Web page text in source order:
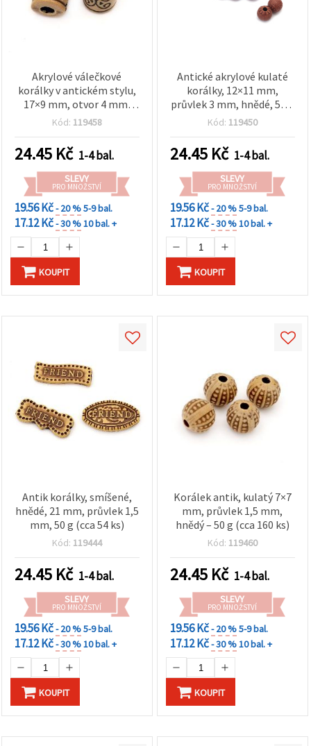
Akrylové válečkové
korálky v antickém stylu,
17×9 mm, otvor 4 mm,
hnědé, 50 g (~42 ks)
Kód: 119458
24.45 Kč 1-4 bal.
SLEVY
PRO MNOŽSTVÍ
19.56 Kč- 20 %5-9 bal.
17.12 Kč- 30 %10 bal. +
KOUPIT
Antické akrylové kulaté
korálky, 12×11 mm,
průvlek 3 mm, hnědé, 50 g
(~54 ks)
Kód: 119450
24.45 Kč 1-4 bal.
SLEVY
PRO MNOŽSTVÍ
19.56 Kč- 20 %5-9 bal.
17.12 Kč- 30 %10 bal. +
KOUPIT
Antik korálky, smíšené,
hnědé, 21 mm, průvlek 1,5
mm, 50 g (cca 54 ks)
Kód: 119444
24.45 Kč 1-4 bal.
SLEVY
PRO MNOŽSTVÍ
19.56 Kč- 20 %5-9 bal.
17.12 Kč- 30 %10 bal. +
KOUPIT
Korálek antik, kulatý 7×7
mm, průvlek 1,5 mm,
hnědý – 50 g (cca 160 ks)
Kód: 119460
24.45 Kč 1-4 bal.
SLEVY
PRO MNOŽSTVÍ
19.56 Kč- 20 %5-9 bal.
17.12 Kč- 30 %10 bal. +
KOUPIT